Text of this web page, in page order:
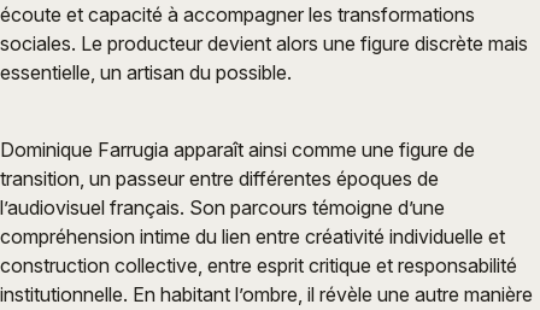
écoute et capacité à accompagner les transformations
sociales. Le producteur devient alors une figure discrète mais
essentielle, un artisan du possible.
Dominique Farrugia apparaît ainsi comme une figure de
transition, un passeur entre différentes époques de
l’audiovisuel français. Son parcours témoigne d’une
compréhension intime du lien entre créativité individuelle et
construction collective, entre esprit critique et responsabilité
institutionnelle. En habitant l’ombre, il révèle une autre manière